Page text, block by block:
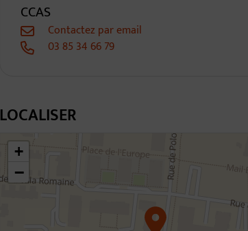
CCAS
Contactez par email
03 85 34 66 79
LOCALISER
+
−